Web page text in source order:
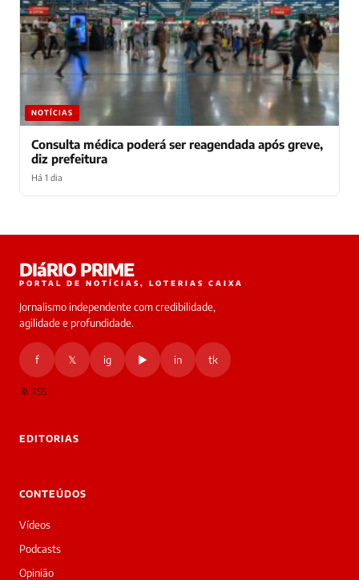
NOTÍCIAS
Consulta médica poderá ser reagendada após greve,
diz prefeitura
Há 1 dia
online
Boa
tarde!
Sou
a
DIáRIO PRIME
PORTAL DE NOTÍCIAS, LOTERIAS CAIXA
Jornalismo independente com credibilidade,
agilidade e profundidade.
f 𝕏 ig ▶ in tk
RSS
EDITORIAS
CONTEÚDOS
Vídeos
Podcasts
Opinião